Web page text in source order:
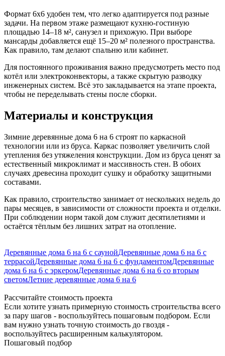
Формат 6х6 удобен тем, что легко адаптируется под разные
задачи. На первом этаже размещают кухню-гостиную
площадью 14–18 м², санузел и прихожую. При выборе
мансарды добавляется ещё 15–20 м² полезного пространства.
Как правило, там делают спальню или кабинет.
Для постоянного проживания важно предусмотреть место под
котёл или электроконвекторы, а также скрытую разводку
инженерных систем. Всё это закладывается на этапе проекта,
чтобы не переделывать стены после сборки.
Материалы и конструкция
Зимние деревянные дома 6 на 6 строят по каркасной
технологии или из бруса. Каркас позволяет увеличить слой
утепления без утяжеления конструкции. Дом из бруса ценят за
естественный микроклимат и массивность стен. В обоих
случаях древесина проходит сушку и обработку защитными
составами.
Как правило, строительство занимает от нескольких недель до
пары месяцев, в зависимости от сложности проекта и отделки.
При соблюдении норм такой дом служит десятилетиями и
остаётся тёплым без лишних затрат на отопление.
Деревянные дома 6 на 6 с саунойДеревянные дома 6 на 6 с
террасойДеревянные дома 6 на 6 с фундаментомДеревянные
дома 6 на 6 с эркеромДеревянные дома 6 на 6 со вторым
светомЛетние деревянные дома 6 на 6
Рассчитайте стоимость проекта
Если хотите узнать примерную стоимость строительства всего
за пару шагов - воспользуйтесь пошаговым подбором. Если
вам нужно узнать точную стоимость до гвоздя -
воспользуйтесь расширенным калькулятором.
Пошаговый подбор